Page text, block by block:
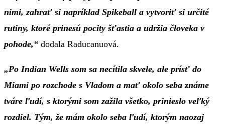
nimi, zahrať si napríklad Spikeball a vytvoriť si určité
rutiny, ktoré prinesú pocity šťastia a udržia človeka v
pohode,“ dodala Raducanuová.
„Po Indian Wells som sa necítila skvele, ale prísť do
Miami po rozchode s Vladom a mať okolo seba známe
tváre ľudí, s ktorými som zažila všetko, prinieslo veľký
rozdiel. Tým, že mám okolo seba ľudí, ktorým naozaj